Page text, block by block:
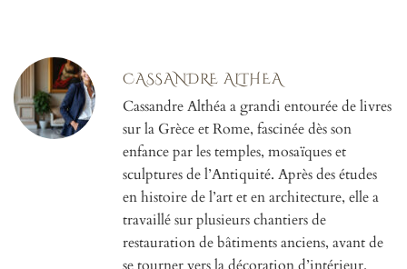
CASSANDRE ALTHEA
Cassandre Althéa a grandi entourée de livres
sur la Grèce et Rome, fascinée dès son
enfance par les temples, mosaïques et
sculptures de l’Antiquité. Après des études
en histoire de l’art et en architecture, elle a
travaillé sur plusieurs chantiers de
restauration de bâtiments anciens, avant de